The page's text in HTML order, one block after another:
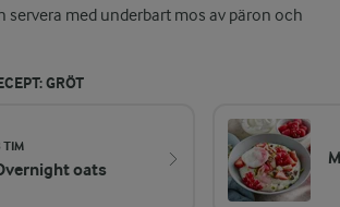
servera med underbart mos av päron och
GRÖT
TIM
oats